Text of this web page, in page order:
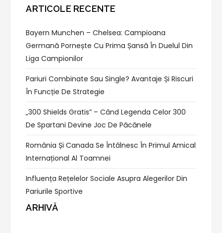
ARTICOLE RECENTE
Bayern Munchen – Chelsea: Campioana
Germană Pornește Cu Prima Șansă În Duelul Din
Liga Campionilor
Pariuri Combinate Sau Single? Avantaje Și Riscuri
În Funcție De Strategie
„300 Shields Gratis” – Când Legenda Celor 300
De Spartani Devine Joc De Păcănele
România Și Canada Se Întâlnesc În Primul Amical
Internațional Al Toamnei
Influența Rețelelor Sociale Asupra Alegerilor Din
Pariurile Sportive
ARHIVĂ